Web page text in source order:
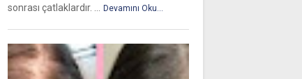
sonrası çatlaklardır. ...
Devamını Oku...